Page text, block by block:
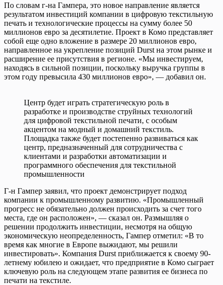
По словам г-на Гампера, это новое направление является
результатом инвестиций компании в цифровую текстильную
печать и технологические процессы на сумму более 50
миллионов евро за десятилетие. Проект в Комо представляет
собой еще одно вложение в размере 20 миллионов евро,
направленное на укрепление позиций Durst на этом рынке и
расширение ее присутствия в регионе. «Мы инвестируем,
находясь в сильной позиции, поскольку выручка группы в
этом году превысила 430 миллионов евро», — добавил он.
Центр будет играть стратегическую роль в
разработке и производстве струйных технологий
для цифровой текстильной печати, с особым
акцентом на модный и домашний текстиль.
Площадка также будет постепенно развиваться как
центр, предназначенный для сотрудничества с
клиентами и разработки автоматизации и
программного обеспечения для текстильной
промышленности
Г-н Гампер заявил, что проект демонстрирует подход
компании к промышленному развитию. «Промышленный
прогресс не обязательно должен происходить за счет того
места, где он расположен», — сказал он. Размышляя о
решении продолжить инвестиции, несмотря на общую
экономическую неопределенность, Гампер отметил: «В то
время как многие в Европе выжидают, мы решили
инвестировать». Компания Durst приближается к своему 90-
летнему юбилею и ожидает, что предприятие в Комо сыграет
ключевую роль на следующем этапе развития ее бизнеса по
печати на текстиле.